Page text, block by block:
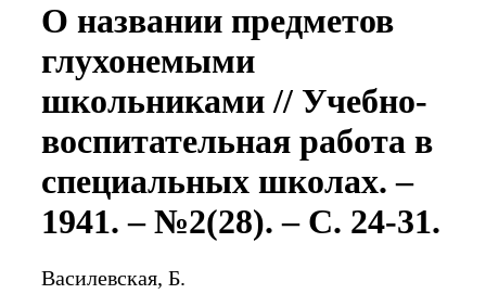
О названии предметов
глухонемыми
школьниками // Учебно-
воспитательная работа в
специальных школах. –
1941. – №2(28). – С. 24-31.
Василевская, Б.